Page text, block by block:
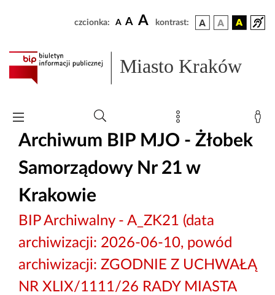
czcionka: A A A kontrast:
Miasto Kraków
Archiwum BIP MJO - Żłobek
Samorządowy Nr 21 w
Krakowie
BIP Archiwalny - A_ZK21 (data
archiwizacji: 2026-06-10, powód
archiwizacji: ZGODNIE Z UCHWAŁĄ
NR XLIX/1111/26 RADY MIASTA